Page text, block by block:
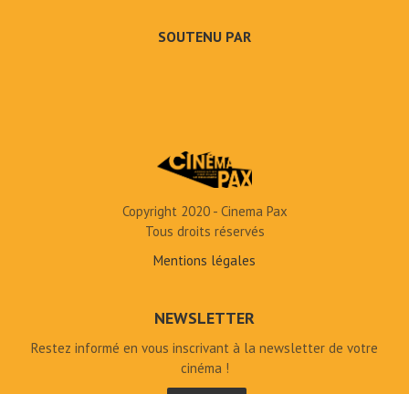
SOUTENU PAR
Copyright 2020 - Cinema Pax
Tous droits réservés
Mentions légales
NEWSLETTER
Restez informé en vous inscrivant à la newsletter de votre
cinéma !